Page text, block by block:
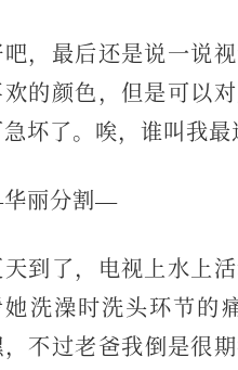
，最后还是说一说
的颜色，但是可以
坏了。唉，谁叫我最
丽分割—
到了，电视上水上
她洗澡时洗头环节的
，不过老爸我倒是很